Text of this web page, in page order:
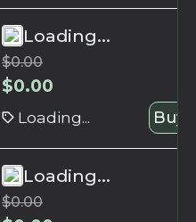
Loading...
$0.00
$0.00
Loading... Buy
Loading...
$0.00